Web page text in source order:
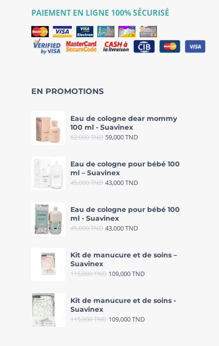
PAIEMENT EN LIGNE 100% SÉCURISÉ
EN PROMOTIONS
Eau de cologne dear mommy
100 ml - Suavinex
62,000TND 59,000TND
Eau de cologne pour bébé 100
ml – Suavinex
45,000TND 43,000TND
Eau de cologne pour bébé 100
ml - Suavinex
45,000TND 43,000TND
Kit de manucure et de soins –
Suavinex
115,000TND 109,000TND
Kit de manucure et de soins -
Suavinex
115,000TND 109,000TND